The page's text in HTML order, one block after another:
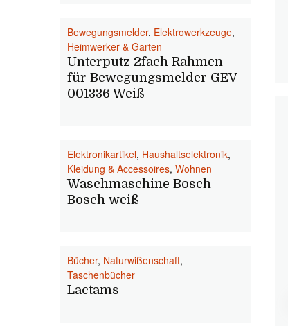
Bewegungsmelder, Elektrowerkzeuge,
Heimwerker & Garten
Unterputz 2fach Rahmen
für Bewegungsmelder GEV
001336 Weiß
Elektronikartikel, Haushaltselektronik,
Kleidung & Accessoires, Wohnen
Waschmaschine Bosch
Bosch weiß
Bücher, Naturwißenschaft,
Taschenbücher
Lactams